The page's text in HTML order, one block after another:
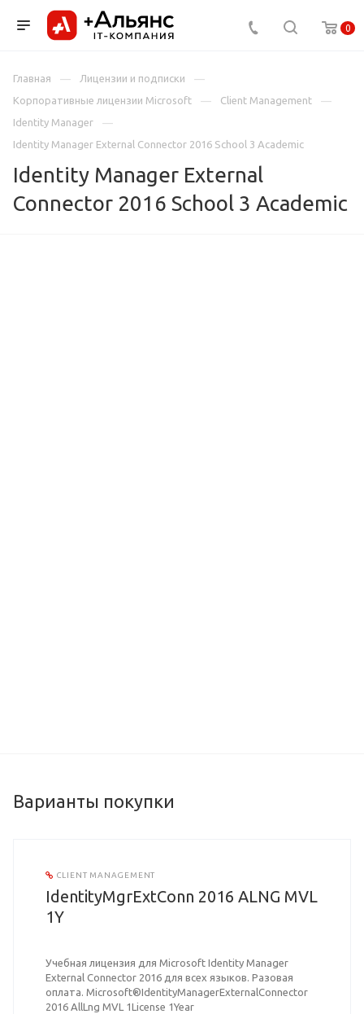
0
Главная
Лицензии и подписки
Корпоративные лицензии Microsoft
Client Management
Identity Manager
Identity Manager External Connector 2016 School 3 Academic
Identity Manager External
Connector 2016 School 3 Academic
Варианты покупки
CLIENT MANAGEMENT
IdentityMgrExtConn 2016 ALNG MVL
1Y
Учебная лицензия для Microsoft Identity Manager
External Connector 2016 для всех языков. Разовая
оплата. Microsoft®IdentityManagerExternalConnector
2016 AllLng MVL 1License 1Year